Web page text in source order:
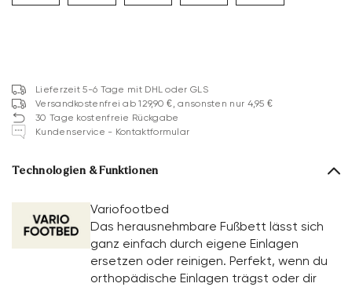
Lieferzeit 5-6 Tage mit DHL oder GLS
Versandkostenfrei ab 129,90 €, ansonsten nur 4,95 €
30 Tage kostenfreie Rückgabe
Kundenservice - Kontaktformular
Technologien & Funktionen
Variofootbed
Das herausnehmbare Fußbett lässt sich
ganz einfach durch eigene Einlagen
ersetzen oder reinigen. Perfekt, wenn du
orthopädische Einlagen trägst oder dir